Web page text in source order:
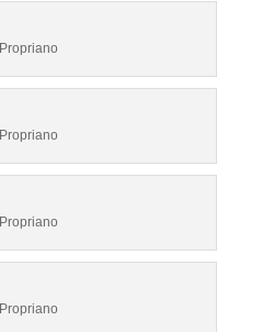
Propriano
Propriano
Propriano
Propriano